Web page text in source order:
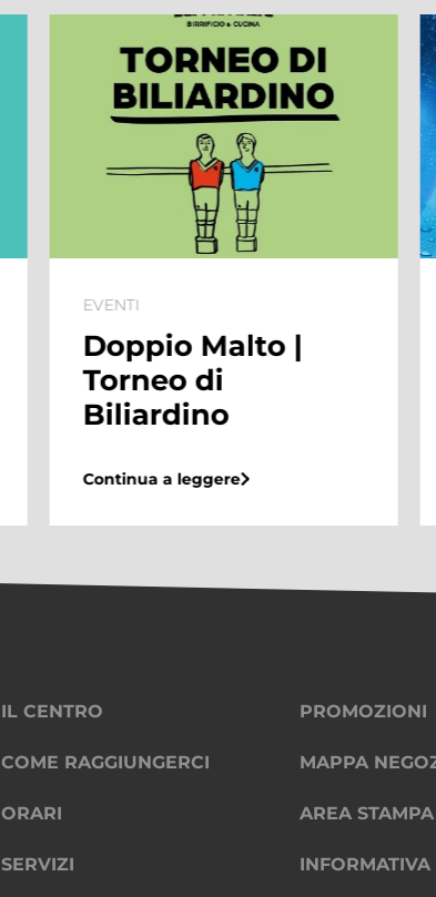
EVENTI
Saldi Rinfrescanti
Continua a leggere
IL CENTRO
COME RAGGIUNGERCI
ORARI
SERVIZI
PROMOZIONI
MAPPA
AREA STAMPA
INFORMATIVA